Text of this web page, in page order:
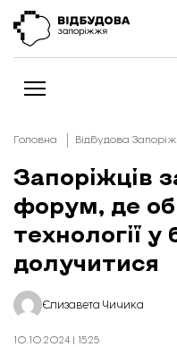
Новини
Відбудова
Ексклюзив
Шлях додому
Колонки
Про нас
Редакційна політика
Головна Відбудова
Запоріжців
форум, де
технології у
долучитися
Єлизавета Чичика
10.10.2024 | 15:25